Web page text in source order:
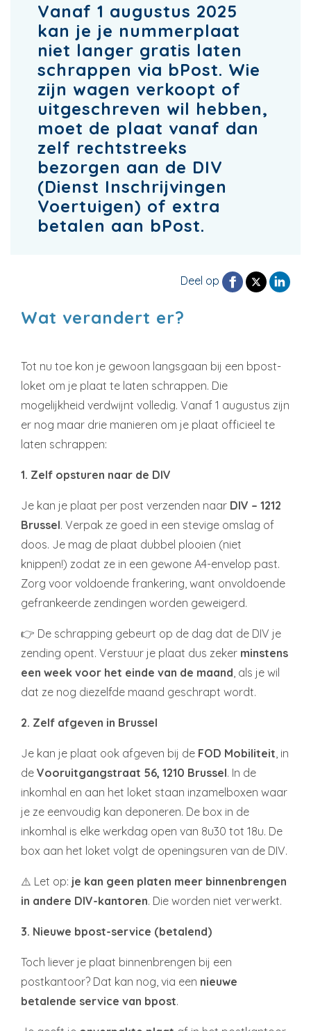
Vanaf 1 augustus 2025
kan je je nummerplaat
niet langer gratis laten
schrappen via bPost. Wie
zijn wagen verkoopt of
uitgeschreven wil hebben,
moet de plaat vanaf dan
zelf rechtstreeks
bezorgen aan de DIV
(Dienst Inschrijvingen
Voertuigen) of extra
betalen aan bPost.
Deel op
Wat verandert er?
Tot nu toe kon je gewoon langsgaan bij een bpost-
loket om je plaat te laten schrappen. Die
mogelijkheid verdwijnt volledig. Vanaf 1 augustus zijn
er nog maar drie manieren om je plaat officieel te
laten schrappen:
1. Zelf opsturen naar de DIV
Je kan je plaat per post verzenden naar DIV – 1212
Brussel. Verpak ze goed in een stevige omslag of
doos. Je mag de plaat dubbel plooien (niet
knippen!) zodat ze in een gewone A4-envelop past.
Zorg voor voldoende frankering, want onvoldoende
gefrankeerde zendingen worden geweigerd.
👉 De schrapping gebeurt op de dag dat de DIV je
zending opent. Verstuur je plaat dus zeker minstens
een week voor het einde van de maand, als je wil
dat ze nog diezelfde maand geschrapt wordt.
2. Zelf afgeven in Brussel
Je kan je plaat ook afgeven bij de FOD Mobiliteit, in
de Vooruitgangstraat 56, 1210 Brussel. In de
inkomhal en aan het loket staan inzamelboxen waar
je ze eenvoudig kan deponeren. De box in de
inkomhal is elke werkdag open van 8u30 tot 18u. De
box aan het loket volgt de openingsuren van de DIV.
⚠️ Let op: je kan geen platen meer binnenbrengen
in andere DIV-kantoren. Die worden niet verwerkt.
3. Nieuwe bpost-service (betalend)
Toch liever je plaat binnenbrengen bij een
postkantoor? Dat kan nog, via een nieuwe
betalende service van bpost.